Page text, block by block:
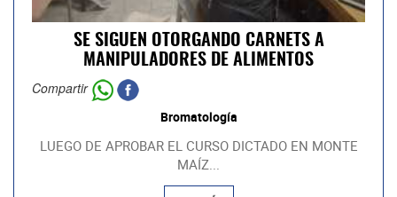
SE SIGUEN OTORGANDO CARNETS A
MANIPULADORES DE ALIMENTOS
Compartir
Bromatología
LUEGO DE APROBAR EL CURSO DICTADO EN MONTE
MAÍZ...